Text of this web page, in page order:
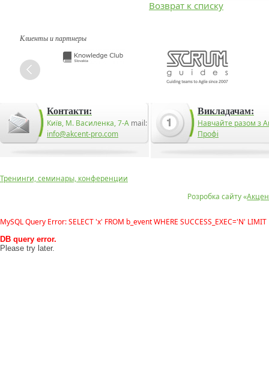
Возврат к списку
Клиенты и партнеры
Контакти:
Київ, М. Василенка, 7-А mail:
info@akcent-pro.com
Викладачам:
Навчайте разом з
Профі
Розробка сайту «
Тренинги, семинары, конференции
MySQL Query Error: SELECT 'x' FROM b_event WHERE SUCCESS_EXEC='N' LIMIT
DB query error.
Please try later.